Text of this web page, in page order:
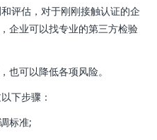
评估，对于刚刚接触认证的企
企业可以找专业的第三方检验
也可以降低各项风险。
下步骤：
标准;